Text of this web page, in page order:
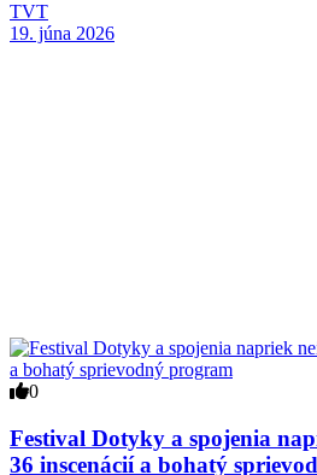
TVT
19. júna 2026
0
Festival Dotyky a spojenia
36 inscenácií a bohatý